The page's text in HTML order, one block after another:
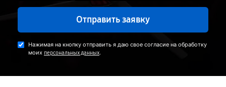
Отправить заявку
Нажимая на кнопку отправить я даю свое согласие на обработку
моих персональных данных.